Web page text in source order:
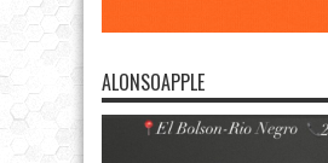
ALONSOAPPLE